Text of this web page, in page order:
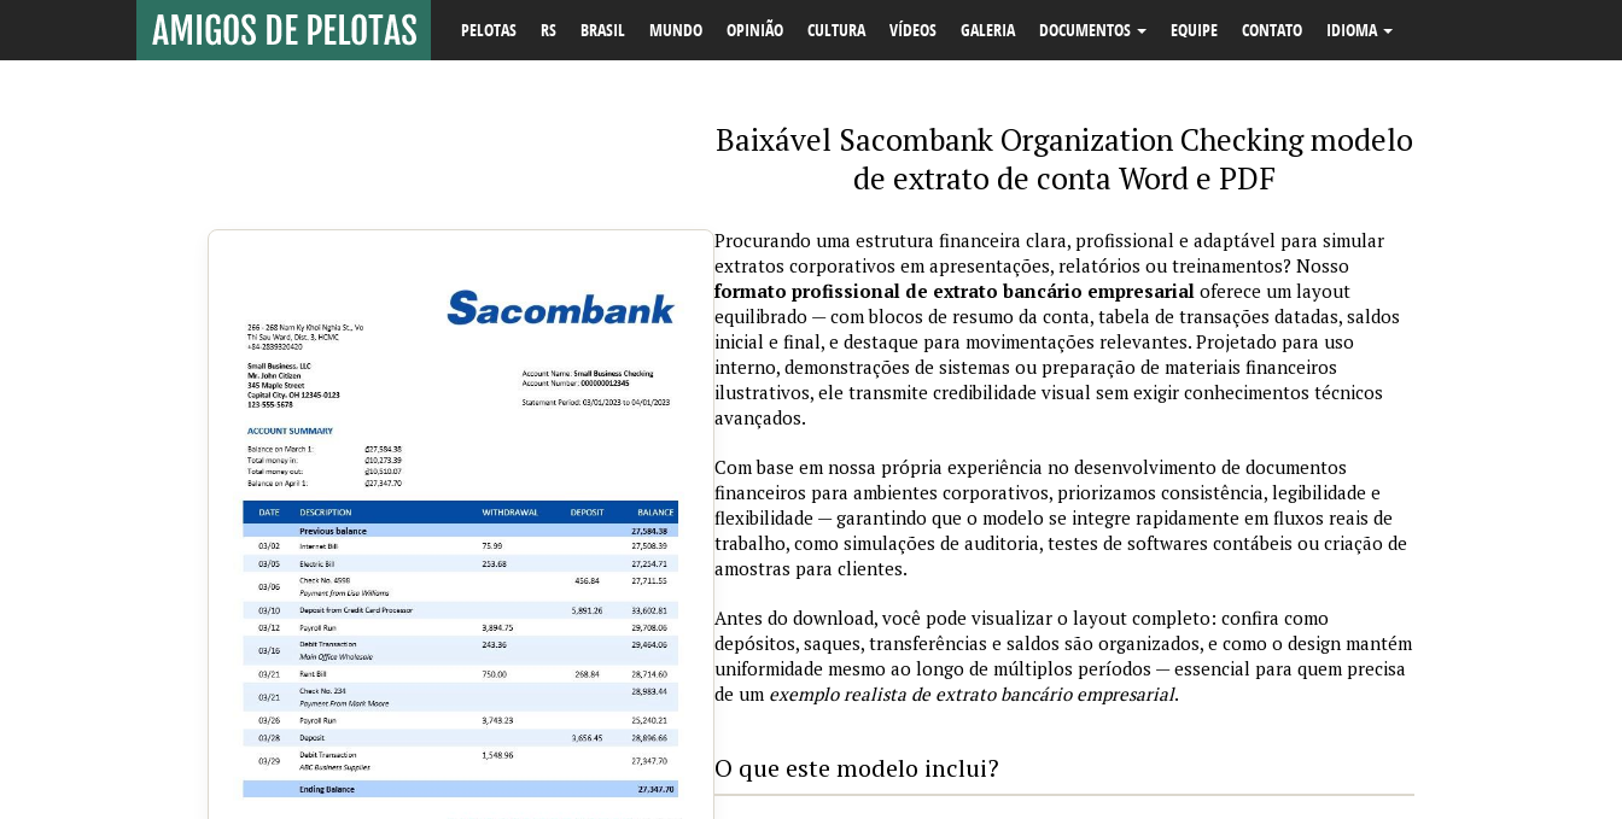
PELOTAS RS BRASIL MUNDO OPINIÃO CULTURA VÍDEOS GALERIA DOCUMENTOS EQUIPE CONTATO IDIOMA
Baixável Sacombank Organization Checking modelo
de extrato de conta Word e PDF
Procurando uma estrutura financeira clara, profissional e adaptável para simular
extratos corporativos em apresentações, relatórios ou treinamentos? Nosso
formato profissional de extrato bancário empresarial oferece um layout
equilibrado — com blocos de resumo da conta, tabela de transações datadas, saldos
inicial e final, e destaque para movimentações relevantes. Projetado para uso
interno, demonstrações de sistemas ou preparação de materiais financeiros
ilustrativos, ele transmite credibilidade visual sem exigir conhecimentos técnicos
avançados.
Com base em nossa própria experiência no desenvolvimento de documentos
financeiros para ambientes corporativos, priorizamos consistência, legibilidade e
flexibilidade — garantindo que o modelo se integre rapidamente em fluxos reais de
trabalho, como simulações de auditoria, testes de softwares contábeis ou criação de
amostras para clientes.
Antes do download, você pode visualizar o layout completo: confira como
depósitos, saques, transferências e saldos são organizados, e como o design mantém
uniformidade mesmo ao longo de múltiplos períodos — essencial para quem precisa
de um exemplo realista de extrato bancário empresarial.
O que este modelo inclui?